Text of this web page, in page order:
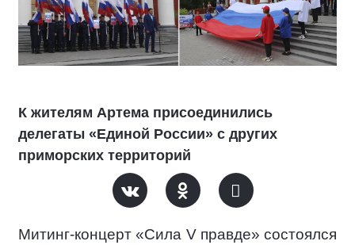
К жителям Артема присоединились
делегаты «Единой России» с других
приморских территорий
Митинг-концерт «Сила Vправде» состоялся